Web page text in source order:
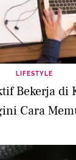
LIFESTYLE
Bekerja di
Cara